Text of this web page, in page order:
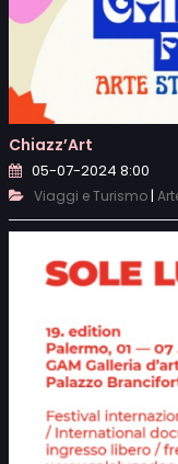
Chiazz’Art
05-07-2024 8:00
Viaggi e Turismo|